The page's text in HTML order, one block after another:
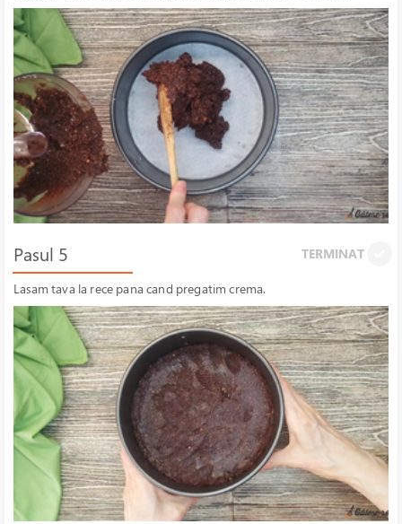
Pasul 5 TERMINAT
Lasam tava la rece pana cand pregatim crema.